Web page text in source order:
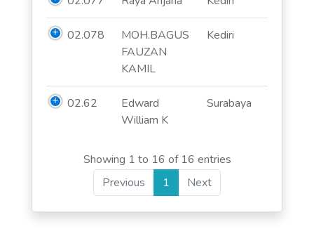
02.078
MOH.BAGUS
FAUZAN
KAMIL
Kediri
02.62
Edward
William K
Surabaya
Showing 1 to 16 of 16 entries
Previous
1 Next